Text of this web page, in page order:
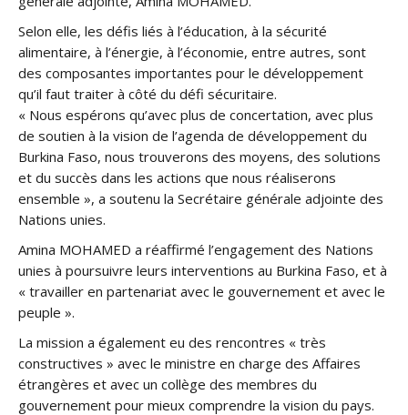
Selon elle, les défis liés à l’éducation, à la sécurité
alimentaire, à l’énergie, à l’économie, entre autres, sont
des composantes importantes pour le développement
qu’il faut traiter à côté du défi sécuritaire.
« Nous espérons qu’avec plus de concertation, avec plus
de soutien à la vision de l’agenda de développement du
Burkina Faso, nous trouverons des moyens, des solutions
et du succès dans les actions que nous réaliserons
ensemble », a soutenu la Secrétaire générale adjointe des
Nations unies.
Amina MOHAMED a réaffirmé l’engagement des Nations
unies à poursuivre leurs interventions au Burkina Faso, et à
« travailler en partenariat avec le gouvernement et avec le
peuple ».
La mission a également eu des rencontres « très
constructives » avec le ministre en charge des Affaires
étrangères et avec un collège des membres du
gouvernement pour mieux comprendre la vision du pays.